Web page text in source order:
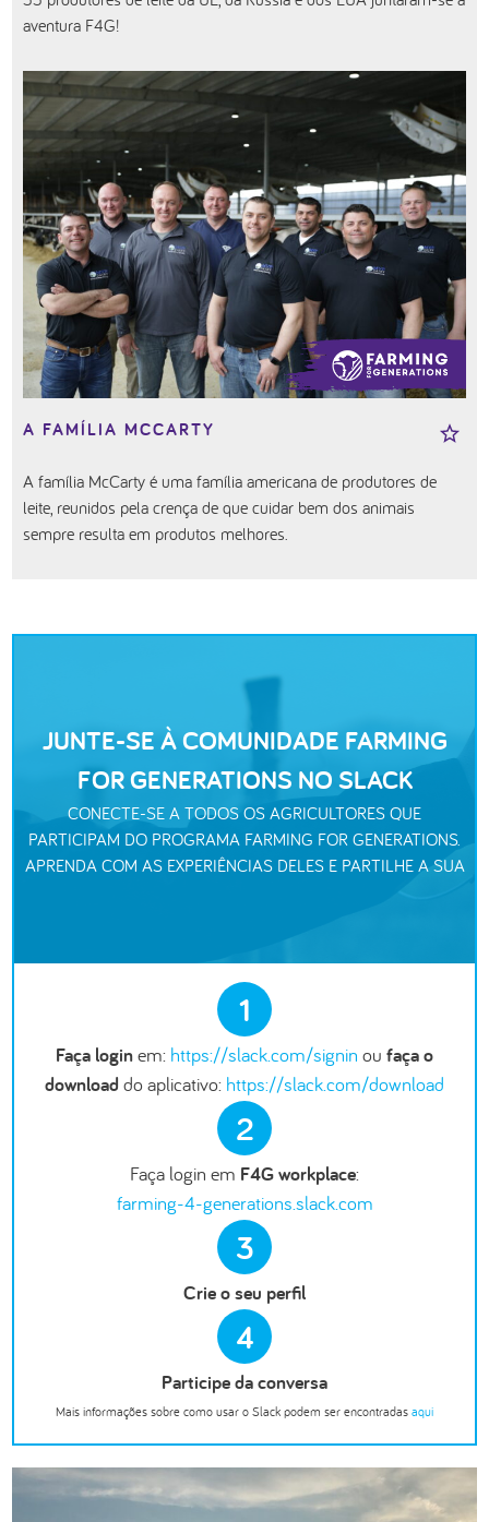
aventura F4G!
A FAMÍLIA MCCARTY
A família McCarty é uma família americana de produtores de
leite, reunidos pela crença de que cuidar bem dos animais
sempre resulta em produtos melhores.
JUNTE-SE À COMUNIDADE FARMING
FOR GENERATIONS NO SLACK
CONECTE-SE A TODOS OS AGRICULTORES QUE
PARTICIPAM DO PROGRAMA FARMING FOR GENERATIONS.
APRENDA COM AS EXPERIÊNCIAS DELES E PARTILHE A SUA
1
Faça loginem: https://slack.com/signin ou faça o
download do aplicativo: https://slack.com/download
2
Faça login em F4G workplace:
farming-4-generations.slack.com
3
Crie o seu perfil
4
Participe da conversa
Mais informações sobre como usar o Slack podem ser encontradas aqui